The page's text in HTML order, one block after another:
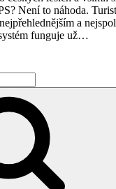
Není to náhoda.
a
funguje už…